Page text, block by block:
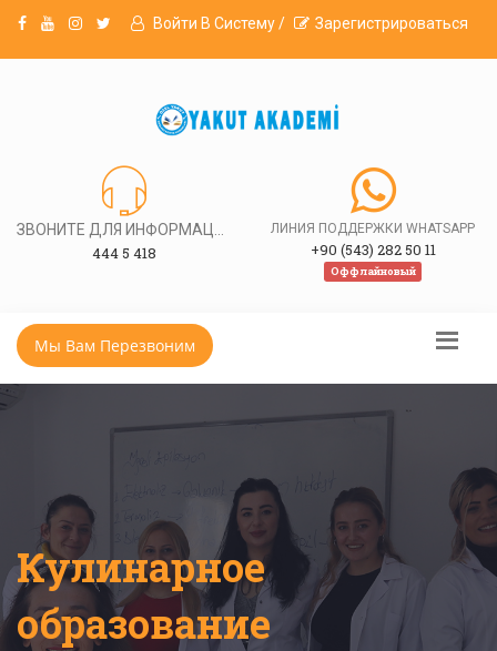
Войти В Систему / Зарегистрироваться
444 5 418
ЛИНИЯ ПОДДЕРЖКИ WHATSAPP
+90 (543) 282 50 11
Оффлайновый
Мы Вам Перезвоним
Кулинарное
образование